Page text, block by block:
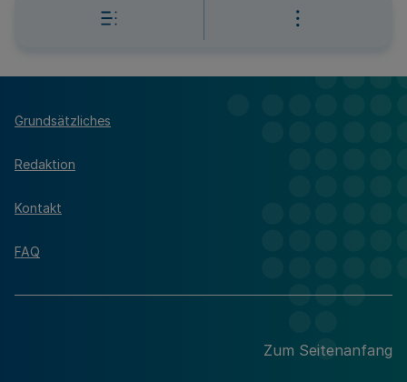
Grundsätzliches
Redaktion
Kontakt
FAQ
Zum Seitenanfang